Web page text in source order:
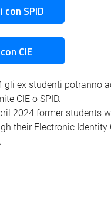
con SPID
CIE
gli ex studenti potranno
CIE o SPID.
2024 former students
their Electronic Identity